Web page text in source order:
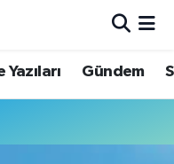
Yazıları Gündem